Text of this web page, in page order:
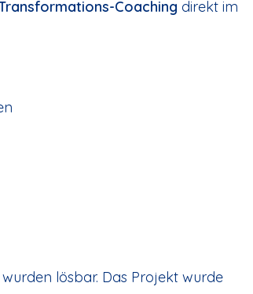
Coaching direkt im
lösbar. Das Projekt wurde